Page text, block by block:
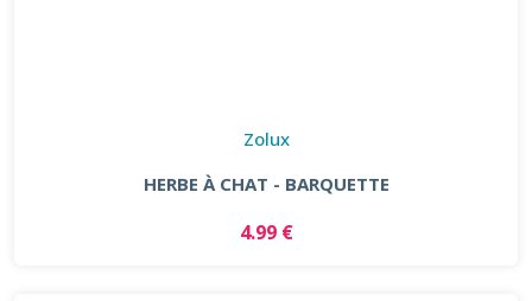
Zolux
HERBE À CHAT - BARQUETTE
4.99 €